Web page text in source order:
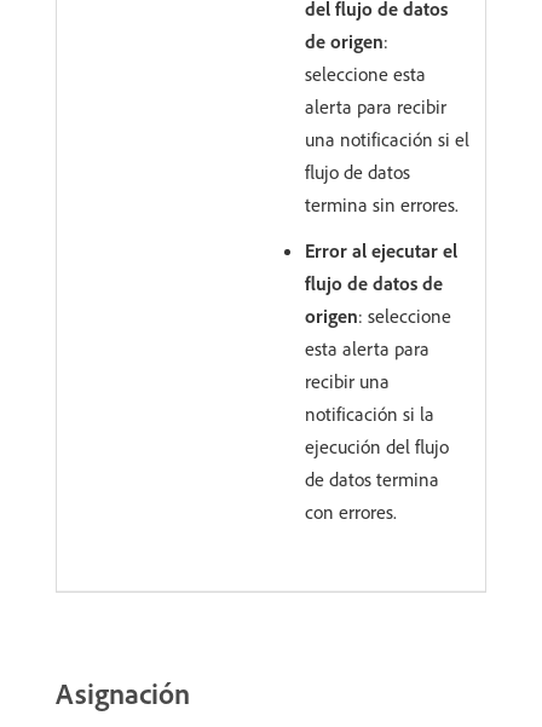
del flujo de datos
de origen:
seleccione esta
alerta para recibir
una notificación si el
flujo de datos
termina sin errores.
Error al ejecutar el
flujo de datos de
origen: seleccione
esta alerta para
recibir una
notificación si la
ejecución del flujo
de datos termina
con errores.
Asignación